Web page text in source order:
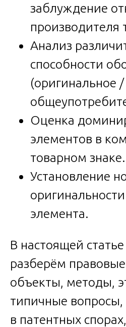
заблуждение
производителя
Анализ
способности
(оригинальное
Оценка
элементов в
товарном знаке.
Установление
элемента.
В настоящей
разберём
объекты, методы,
типичные вопросы,
в патентных